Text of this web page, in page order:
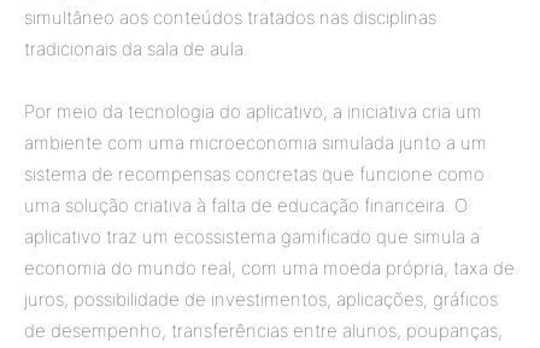
simultâneo aos conteúdos tratados nas disciplinas
tradicionais da sala de aula.
Por meio da tecnologia do aplicativo, a iniciativa cria um
ambiente com uma microeconomia simulada junto a um
sistema de recompensas concretas que funcione como
uma solução criativa à falta de educação financeira. O
aplicativo traz um ecossistema gamificado que simula a
economia do mundo real, com uma moeda própria, taxa de
juros, possibilidade de investimentos, aplicações, gráficos
de desempenho, transferências entre alunos, poupanças,